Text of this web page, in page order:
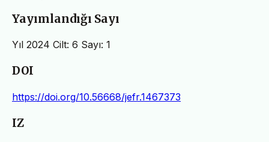
Yayımlandığı Sayı
Yıl 2024 Cilt: 6 Sayı: 1
DOI
https://doi.org/10.56668/jefr.1467373
IZ